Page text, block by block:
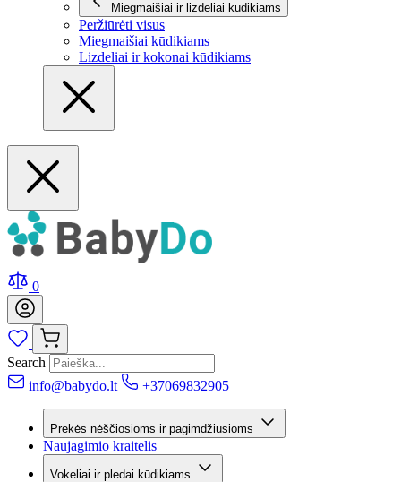
Miegmaišiai ir lizdeliai kūdikiams
Peržiūrėti visus
Miegmaišiai kūdikiams
Lizdeliai ir kokonai kūdikiams
0
Search
info@babydo.lt
+37069832905
Prekės nėščiosioms ir pagimdžiusioms
Naujagimio kraitelis
Vokeliai ir pledai kūdikiams